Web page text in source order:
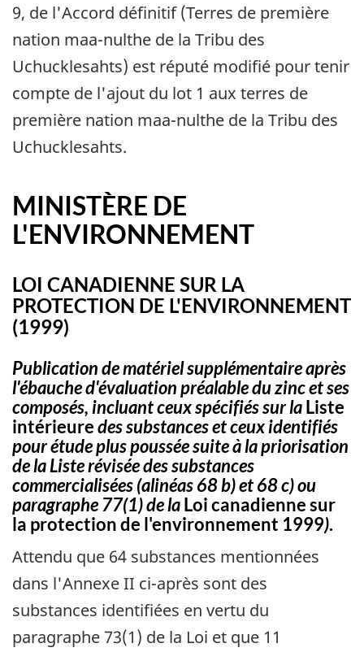
9, de l'Accord définitif (Terres de première
nation maa-nulthe de la Tribu des
Uchucklesahts) est réputé modifié pour tenir
compte de l'ajout du lot 1 aux terres de
première nation maa-nulthe de la Tribu des
Uchucklesahts.
MINISTÈRE DE
L'ENVIRONNEMENT
LOI CANADIENNE SUR LA
PROTECTION DE L'ENVIRONNEMENT
(1999)
Publication de matériel supplémentaire après
l'ébauche d'évaluation préalable du zinc et ses
composés, incluant ceux spécifiés sur laListe
intérieuredes substances et ceux identifiés
pour étude plus poussée suite à la priorisation
de la Liste révisée des substances
commercialisées (alinéas 68 b) et 68 c) ou
paragraphe 77(1) de laLoi canadienne sur
la protection de l'environnement 1999).
Attendu que 64 substances mentionnées
dans l'Annexe II ci-après sont des
substances identifiées en vertu du
paragraphe 73(1) de la Loi et que 11